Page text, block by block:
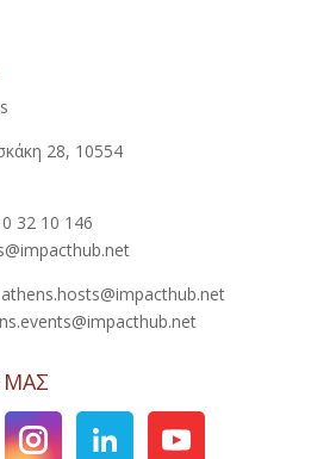
28, 10554
32 10 146